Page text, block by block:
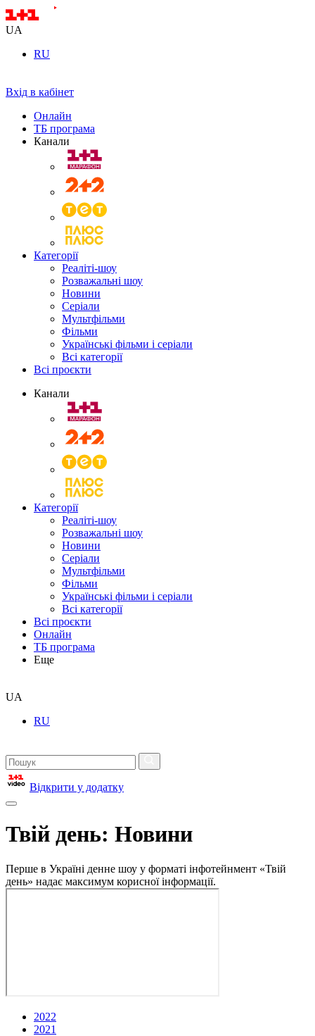
UA
RU
Вхід в кабінет
Онлайн
ТБ програма
Канали
Категорії
Реаліті-шоу
Розважальні шоу
Новини
Серіали
Мультфільми
Фільми
Українські фільми і серіали
Всі категорії
Всі проєкти
Канали
Категорії
Реаліті-шоу
Розважальні шоу
Новини
Серіали
Мультфільми
Фільми
Українські фільми і серіали
Всі категорії
Всі проєкти
Онлайн
ТБ програма
Еще
UA
RU
Відкрити у додатку
Твій день: Новини
Перше в Україні денне шоу у форматі інфотейнмент «Твій
день» надає максимум корисної інформації.
2022
2021